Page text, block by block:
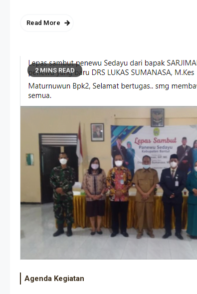
Read More
2 MINS READ
Agenda Kegiatan